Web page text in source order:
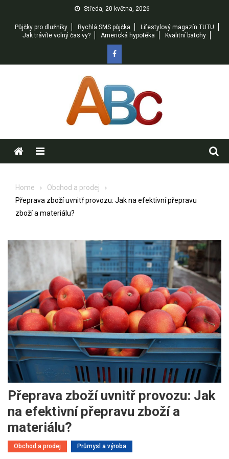
content
Středa, 20 května, 2026
Půjčky pro dlužníky Rychlá SMS půjčka
Lifestylový magazín TUTU
Jak trávíte volný čas vy?
Americká hypotéka Kvalitní batohy
Menu
Home
Obchod a prodej
Přeprava zboží uvnitř provozu: Jak na efektivní přepravu
zboží a materiálu?
Přeprava zboží uvnitř provozu: Jak
na efektivní přepravu zboží a
materiálu?
Obchod a prodej Průmysl a výroba